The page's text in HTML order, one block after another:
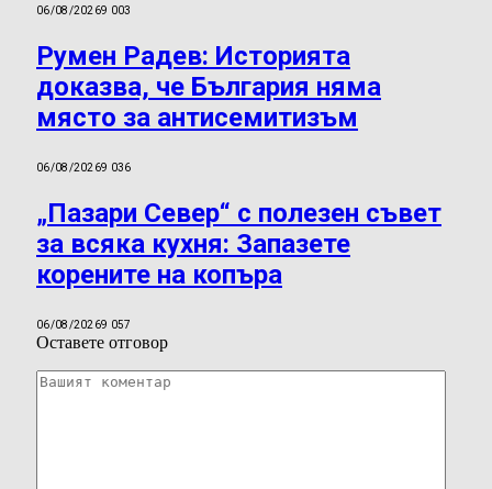
06/08/20269 003
Румен Радев: Историята
доказва, че България няма
място за антисемитизъм
06/08/20269 036
„Пазари Север“ с полезен съвет
за всяка кухня: Запазете
корените на копъра
06/08/20269 057
Оставете отговор